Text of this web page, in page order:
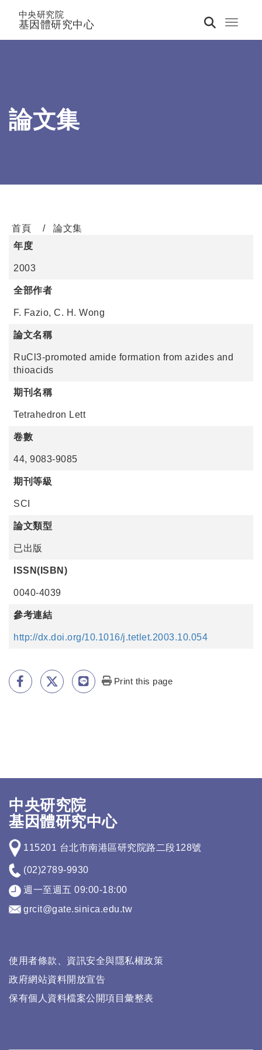
Toggle
中央研究院
基因體研究中心
論文集
首頁
論文集
年度
2003
全部作者
F. Fazio, C. H. Wong
論文名稱
RuCl3-promoted amide formation from azides and
thioacids
期刊名稱
Tetrahedron Lett
卷數
44, 9083-9085
期刊等級
SCI
論文類型
已出版
ISSN(ISBN)
0040-4039
參考連結
http://dx.doi.org/10.1016/j.tetlet.2003.10.054
Print this page
中央研究院
基因體研究中心
115201 台北市南港區研究院路二段128號
(02)2789-9930
週一至週五 09:00-18:00
grcit@gate.sinica.edu.tw
使用者條款、資訊安全與隱私權政策
政府網站資料開放宣告
保有個人資料檔案公開項目彙整表